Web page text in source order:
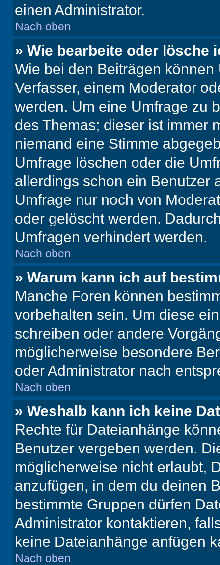
einen Administrator.
Nach oben
» Wie bearbeite oder lösche
Wie bei den Beiträgen
Verfasser, einem Moderator
werden. Um eine Umfrage zu
des Themas; dieser ist immer
niemand eine Stimme
Umfrage löschen oder die
allerdings schon ein Benutzer
Umfrage nur noch von
oder gelöscht werden.
Umfragen verhindert werden.
Nach oben
» Warum kann ich auf
Manche Foren können
vorbehalten sein. Um diese
schreiben oder andere
möglicherweise besondere
oder Administrator nach
Nach oben
» Weshalb kann ich keine
Rechte für Dateianhänge
Benutzer vergeben werden.
möglicherweise nicht erlaubt,
anzufügen, in dem du deinen
bestimmte Gruppen dürfen
Administrator kontaktieren,
keine Dateianhänge anfügen
Nach oben